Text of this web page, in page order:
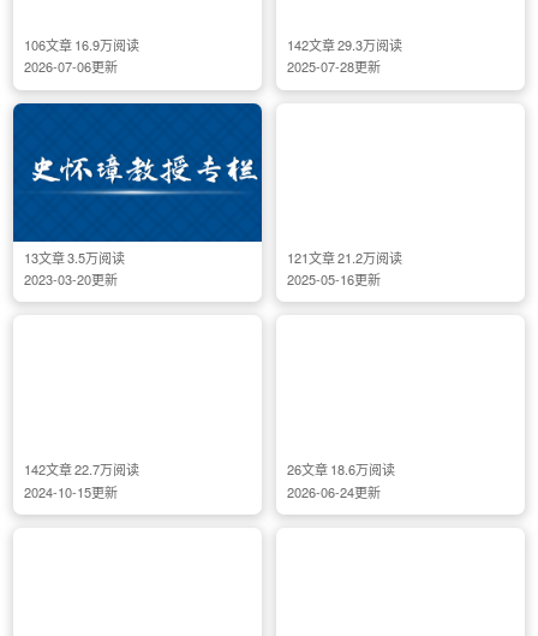
106文章16.9万阅读
2026-07-06更新
142文章29.3万阅读
2025-07-28更新
13文章3.5万阅读
2023-03-20更新
121文章21.2万阅读
2025-05-16更新
142文章22.7万阅读
2024-10-15更新
26文章18.6万阅读
2026-06-24更新